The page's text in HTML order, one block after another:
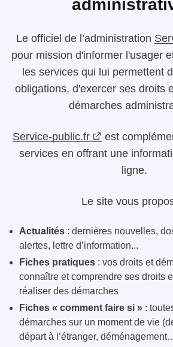
Le officiel de l’administration
pour mission d'informer l'usager
les services qui lui permettent
obligations, d'exercer ses droits
démarches
Service-public.fr
est
services en offrant une
ligne.
Le site vous
Actualités : dernières nouvelles,
alertes, lettre d’information...
Fiches pratiques : vos droits et
connaître et comprendre ses droits
réaliser des démarches
Fiches « comment faire si » :
démarches sur un moment de vie
départ à l’étranger,